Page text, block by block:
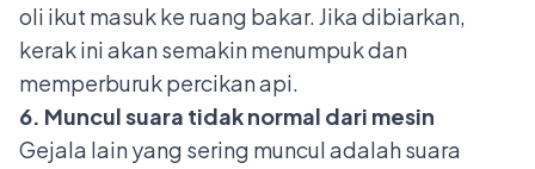
oli ikut masuk ke ruang bakar. Jika dibiarkan,
kerak ini akan semakin menumpuk dan
memperburuk percikan api.
6. Muncul suara tidak normal dari mesin
Gejala lain yang sering muncul adalah suara